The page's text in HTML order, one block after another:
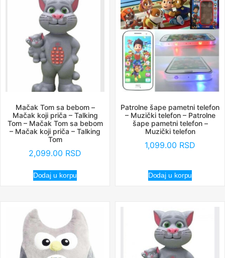
Mačak Tom sa bebom –
Mačak koji priča – Talking
Tom – Mačak Tom sa bebom
– Mačak koji priča – Talking
Tom
2,099.00 RSD
Dodaj u korpu
Patrolne šape pametni telefon
– Muzički telefon – Patrolne
šape pametni telefon –
Muzički telefon
1,099.00 RSD
Dodaj u korpu